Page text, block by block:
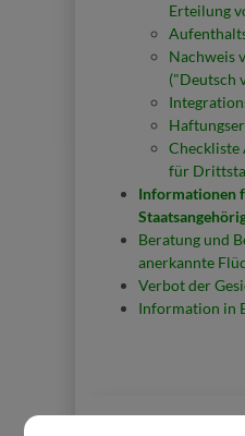
Erteilung
Nachweis
("Deutsch
Checkliste
für
Informationen
Beratung und
anerkannte
Verbot der
Information in